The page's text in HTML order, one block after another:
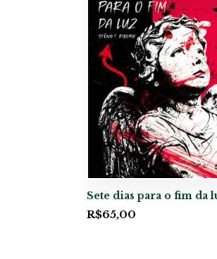
Sete dias para o fim da
R$65,00